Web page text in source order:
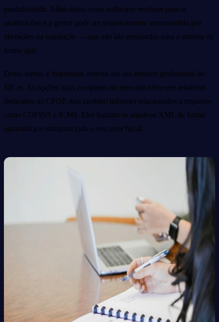
produtividade. Além disso, esses softwares recebem poucas
atualizações e o gestor pode ser negativamente surpreendido por
alterações na legislação — que não são repassadas para o sistema de
forma ágil.
Dessa forma, é importante investir em um emissor profissional de
NF-es. As opções mais completas do mercado oferecem relatórios
dedicados ao CFOP, mas também informes relacionados a impostos
como COFINS e ICMS. Eles baixam os arquivos XML de forma
automática e otimizam todo o seu setor fiscal.